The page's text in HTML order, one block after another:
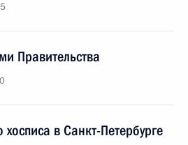
Правительства
в Санкт-Петербурге